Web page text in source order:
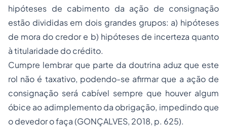
hipóteses de cabimento da ação de consignação
estão divididas em dois grandes grupos: a) hipóteses
de mora do credor e b) hipóteses de incerteza quanto
à titularidade do crédito.
Cumpre lembrar que parte da doutrina aduz que este
rol não é taxativo, podendo-se afirmar que a ação de
consignação será cabível sempre que houver algum
óbice ao adimplemento da obrigação, impedindo que
o devedor o faça (GONÇALVES, 2018, p. 625).